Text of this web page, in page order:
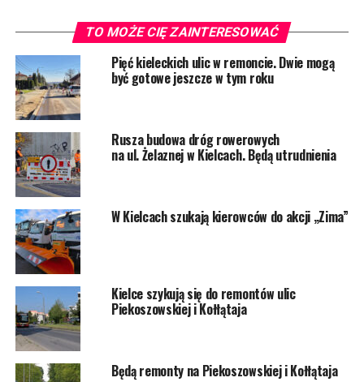
TO MOŻE CIĘ ZAINTERESOWAĆ
Pięć kieleckich ulic w remoncie. Dwie mogą
być gotowe jeszcze w tym roku
Rusza budowa dróg rowerowych
na ul. Żelaznej w Kielcach. Będą utrudnienia
W Kielcach szukają kierowców do akcji „Zima”
Kielce szykują się do remontów ulic
Piekoszowskiej i Kołłątaja
Będą remonty na Piekoszowskiej i Kołłątaja